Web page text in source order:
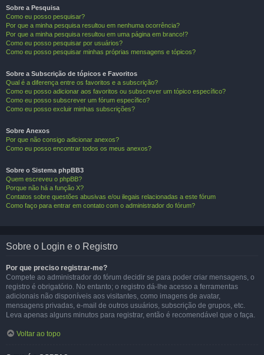
Sobre a Pesquisa
Como eu posso pesquisar?
Por que a minha pesquisa resultou em nenhuma ocorrência?
Por que a minha pesquisa resultou em uma página em branco!?
Como eu posso pesquisar por usuários?
Como eu posso pesquisar minhas próprias mensagens e tópicos?
Sobre a Subscrição de tópicos e Favoritos
Qual é a diferença entre os favoritos e a subscrição?
Como eu posso adicionar aos favoritos ou subscrever um tópico específico?
Como eu posso subscrever um fórum específico?
Como eu posso excluir minhas subscrições?
Sobre Anexos
Por que não consigo adicionar anexos?
Como eu posso encontrar todos os meus anexos?
Sobre o Sistema phpBB3
Quem escreveu o phpBB?
Porque não há a função X?
Contatos sobre questões abusivas e/ou ilegais relacionadas a este fórum
Como faço para entrar em contato com o administrador do fórum?
Sobre o Login e o Registro
Por que preciso registrar-me?
Compete ao administrador do fórum decidir se para poder criar mensagens, o
registro é obrigatório. No entanto; o registro dá-lhe acesso a ferramentas
adicionais não disponíveis aos visitantes, como imagens de avatar,
mensagens privadas, e-mail de outros usuários, subscrição de grupos, etc.
Leva apenas alguns minutos para registrar, então é recomendável que o faça.
Voltar ao topo